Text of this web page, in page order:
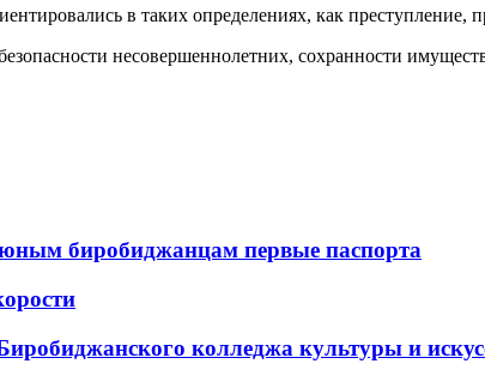
в таких определениях, как
несовершеннолетних, сохранности
биробиджанцам первые паспорта
колледжа культуры и